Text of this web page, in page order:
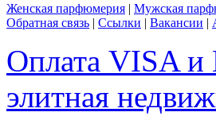
Женская парфюмерия | Мужская
Обратная связь | Ссылки | Вакансии |
Оплата VISA и
элитная